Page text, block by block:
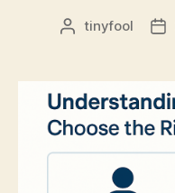
文
者
tinyfool
发
期